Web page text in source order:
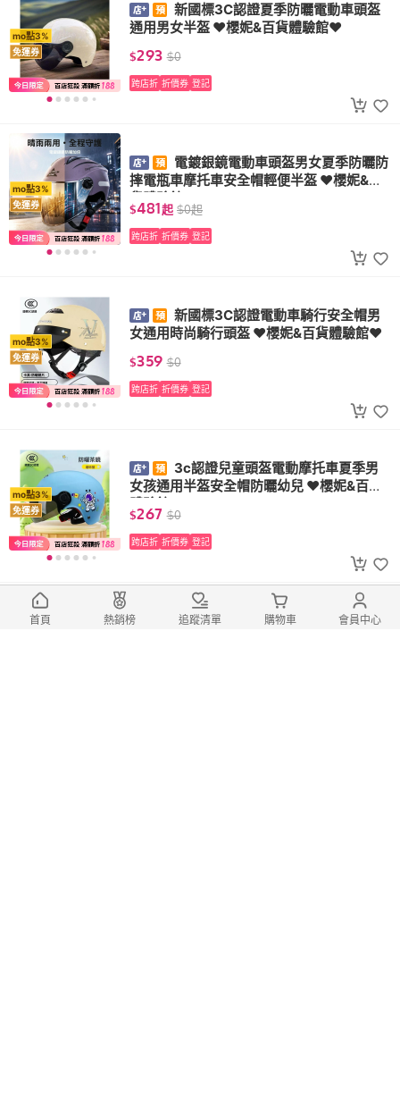
mo點3%
免運券
新國標3C認證夏季防曬電動車頭盔
通用男女半盔 ❤櫻妮&百貨體驗館❤
$293 $0
跨店折 折價券 登記
mo點3%
免運券
電鍍銀鏡電動車頭盔男女夏季防曬防
摔電瓶車摩托車安全帽輕便半盔 ❤櫻妮&百
貨體驗館❤
$481起 $0起
跨店折 折價券 登記
mo點3%
免運券
新國標3C認證電動車騎行安全帽男
女通用時尚騎行頭盔 ❤櫻妮&百貨體驗館❤
$359 $0
跨店折 折價券 登記
mo點3%
免運券
3c認證兒童頭盔電動摩托車夏季男
女孩通用半盔安全帽防曬幼兒 ❤櫻妮&百貨
體驗館❤
$267 $0
跨店折 折價券 登記
20×30×40小型迷你輕便登機箱女
首頁 熱銷榜 追蹤清單 購物車 會員中心